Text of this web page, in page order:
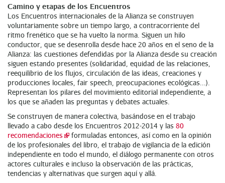
Camino y etapas de los Encuentros
Los Encuentros internacionales de la Alianza se construyen
voluntariamente sobre un tiempo largo, a contracorriente del
ritmo frenético que se ha vuelto la norma. Siguen un hilo
conductor, que se desenrolla desde hace 20 años en el seno de la
Alianza: las cuestiones defendidas por la Alianza desde su creación
siguen estando presentes (solidaridad, equidad de las relaciones,
reequilibrio de los flujos, circulación de las ideas, creaciones y
producciones locales, fair speech, preocupaciones ecológicas...).
Representan los pilares del movimiento editorial independiente, a
los que se añaden las preguntas y debates actuales.
Se construyen de manera colectiva, basándose en el trabajo
llevado a cabo desde los Encuentros 2012-2014 y las 80
recomendaciones
formuladas entonces, así como en la opinión
de los profesionales del libro, el trabajo de vigilancia de la edición
independiente en todo el mundo, el diálogo permanente con otros
actores culturales e incluso la observación de las prácticas,
tendencias y alternativas que surgen aquí y allá.